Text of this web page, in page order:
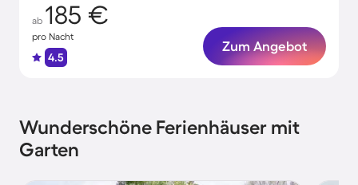
ab 185 €
pro Nacht
4.5
Zum Angebot
Wunderschöne Ferienhäuser mit
Garten